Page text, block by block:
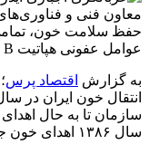
معاون فنی و
حفظ سلامت خون،
عوامل عفونی هپاتیت B و C، ایدز و سیفلیس غربالگری می‌شوند.
به گزارش اقتصاد پرس
سازمان تا به حال
سال ۱۳۸۶ اهدای خون جایگزین را به صفر رسانده است.